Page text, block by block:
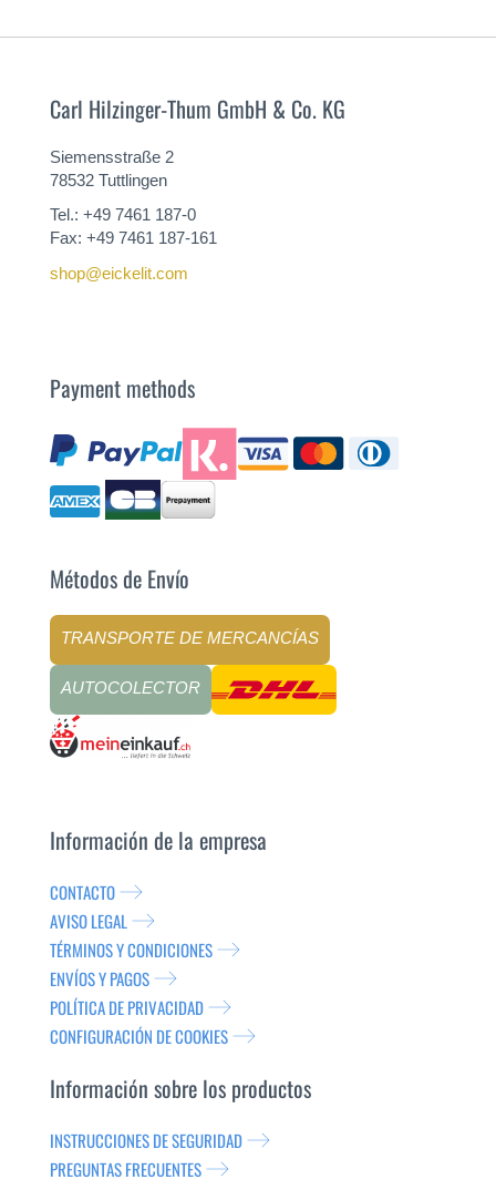
Carl Hilzinger-Thum GmbH & Co. KG
Siemensstraße 2
78532 Tuttlingen
Tel.: +49 7461 187-0
Fax: +49 7461 187-161
shop@eickelit.com
Payment methods
Métodos de Envío
TRANSPORTE DE MERCANCÍAS
AUTOCOLECTOR
Información de la empresa
CONTACTO
AVISO LEGAL
TÉRMINOS Y CONDICIONES
ENVÍOS Y PAGOS
POLÍTICA DE PRIVACIDAD
CONFIGURACIÓN DE COOKIES
Información sobre los productos
INSTRUCCIONES DE SEGURIDAD
PREGUNTAS FRECUENTES